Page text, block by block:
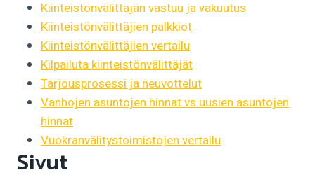
Kiinteistönvälittäjän vastuu ja vakuutus
Kiinteistönvälittäjien palkkiot
Kiinteistönvälittäjien vertailu
Kilpailuta kiinteistönvälittäjät
Tarjousprosessi ja neuvottelut
Vanhojen asuntojen hinnat vs uusien asuntojen
hinnat
Vuokranvälitystoimistojen vertailu
Sivut